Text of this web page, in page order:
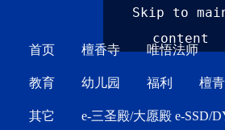
Skip to
content
首页 檀香寺 唯悟法师
教育 幼儿园 福利 檀青
其它 e-三圣殿/大愿殿 e-SSD/